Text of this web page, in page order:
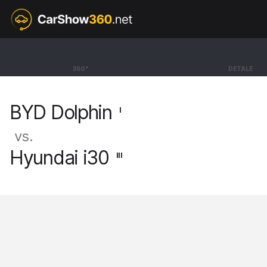
360° DETALE
BYD Dolphin
BYD Dolphin I
vs.
Hyundai i30 III